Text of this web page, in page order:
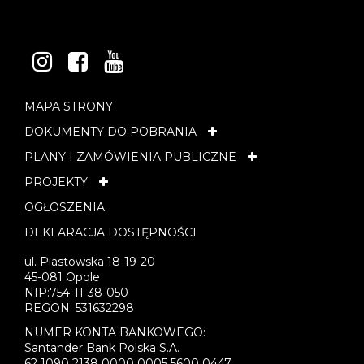
INSTAGRAM
FACEBOOK
YOUTUBE
MAPA STRONY
DOKUMENTY DO POBRANIA
PLANY I ZAMÓWIENIA PUBLICZNE
PROJEKTY
OGŁOSZENIA
DEKLARACJA DOSTĘPNOŚCI
ul. Piastowska 18-19-20
45-081 Opole
NIP:754-11-38-050
REGON: 531632298
NUMER KONTA BANKOWEGO:
Santander Bank Polska S.A.